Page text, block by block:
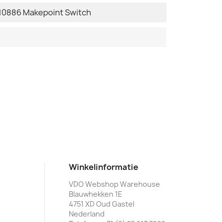
Makepoint Switch
Winkelinformatie
VDO Webshop Warehouse
Blauwhekken 1E
4751 XD Oud Gastel
Nederland